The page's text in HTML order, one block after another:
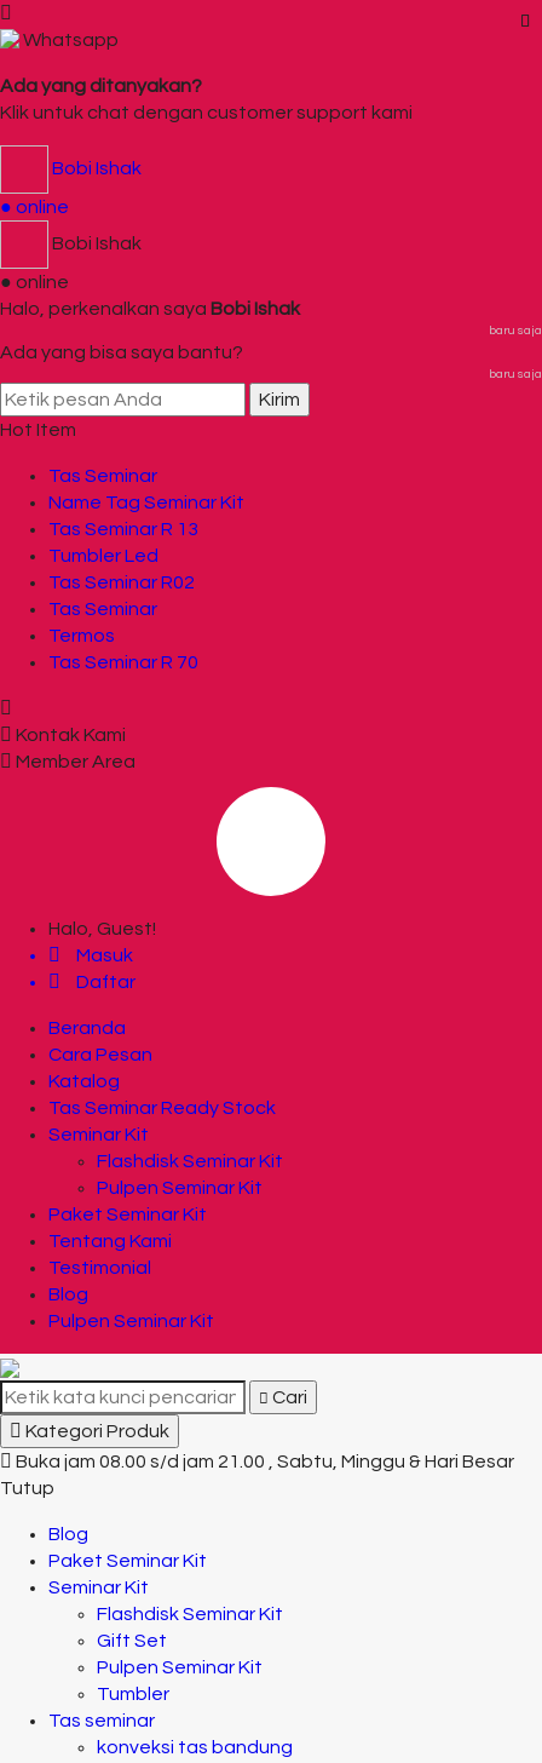
Whatsapp
Ada yang ditanyakan?
Klik untuk chat dengan customer support kami
Bobi Ishak
● online
Bobi Ishak
● online
Halo, perkenalkan saya Bobi Ishak
baru saja
Ada yang bisa saya bantu?
baru saja
Kirim
Hot Item
Tas Seminar
Name Tag Seminar Kit
Tas Seminar R 13
Tumbler Led
Tas Seminar R02
Tas Seminar
Termos
Tas Seminar R 70
Kontak Kami
Member Area
Halo, Guest!
Masuk
Daftar
Beranda
Cara Pesan
Katalog
Tas Seminar Ready Stock
Seminar Kit
Flashdisk Seminar Kit
Pulpen Seminar Kit
Paket Seminar Kit
Tentang Kami
Testimonial
Blog
Pulpen Seminar Kit
Cari
Kategori Produk
Buka jam 08.00 s/d jam 21.00 , Sabtu, Minggu & Hari Besar
Tutup
Blog
Paket Seminar Kit
Seminar Kit
Flashdisk Seminar Kit
Gift Set
Pulpen Seminar Kit
Tumbler
Tas seminar
konveksi tas bandung